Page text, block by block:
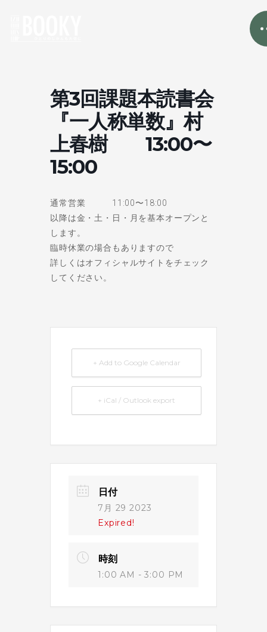
第3回課題本読書会
『一人称単数』村
上春樹 13:00〜
15:00
通常営業 11:00〜18:00
以降は金・土・日・月を基本オープンと
します。
臨時休業の場合もありますので
詳しくはオフィシャルサイトをチェック
してください。
+ Add to Google Calendar
+ iCal / Outlook export
日付
7月 29 2023
Expired!
時刻
1:00 AM - 3:00 PM